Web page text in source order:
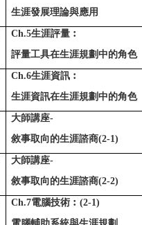
生涯發展理論與應用
Ch.5生涯評量︰
評量工具在生涯規劃中的角色
Ch.6生涯資訊︰
生涯資訊在生涯規劃中的角色
大師講座-
敘事取向的生涯諮商(2-1)
大師講座-
敘事取向的生涯諮商(2-2)
Ch.7電腦技術︰(2-1)